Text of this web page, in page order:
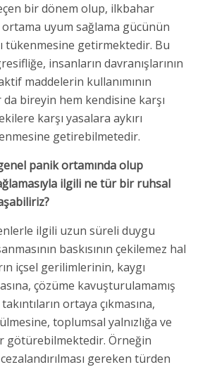
bir dönem olup, ilkbahar
uyum sağlama gücünün
tükenmesine getirmektedir. Bu
insanların davranışlarının
maddelerin kullanımının
bireyin hem kendisine karşı
karşı yasalara aykırı
getirebilmetedir.
panik ortamında olup
ilgili ne tür bir ruhsal
ilgili uzun süreli duygu
baskısının çekilemez hal
içsel gerilimlerinin, kaygı
çözüme kavuşturulamamış
ortaya çıkmasına,
toplumsal yalnızlığa ve
götürebilmektedir. Örneğin
gereken türden